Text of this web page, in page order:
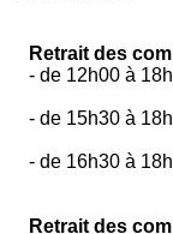
Retrait des
- de 12h00 à
- de 15h30 à
- de 16h30 à
Retrait des